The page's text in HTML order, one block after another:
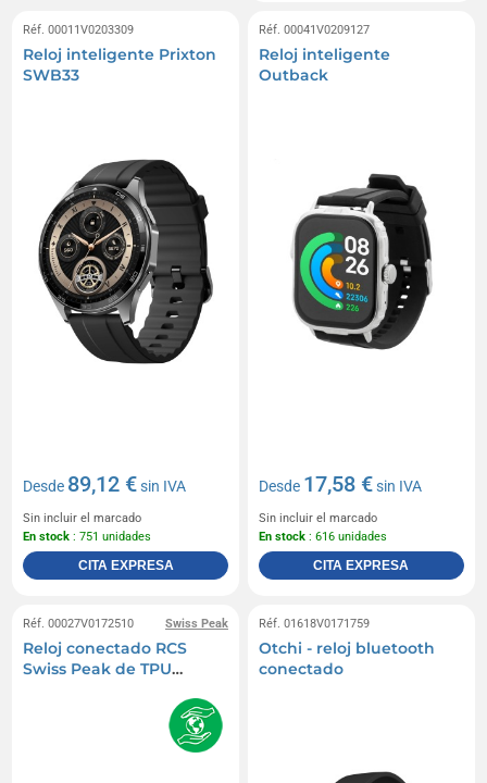
Réf. 00011V0203309
Reloj inteligente Prixton
SWB33
Desde 89,12 €sin IVA
Sin incluir el marcado
En stock : 751 unidades
CITA EXPRESA
Réf. 00041V0209127
Reloj inteligente
Outback
Desde 17,58 €sin IVA
Sin incluir el marcado
En stock : 616 unidades
CITA EXPRESA
Swiss Peak
Réf. 00027V0172510
Reloj conectado RCS
Swiss Peak de TPU
Réf. 01618V0171759
Otchi - reloj bluetooth
conectado